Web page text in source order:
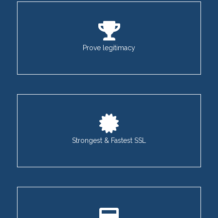
Prove legitimacy
Strongest & Fastest SSL